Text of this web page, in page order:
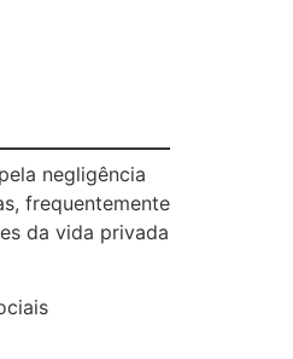
negligência
frequentemente
da vida privada